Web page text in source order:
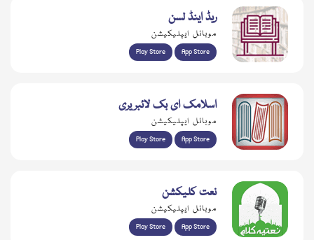
ریڈ اینڈ لسن
موبائل ایپلیکیشن
Play Store App Store
اسلامک ای بک لائبریری
موبائل ایپلیکیشن
Play Store App Store
نعت کلیکشن
موبائل ایپلیکیشن
Play Store App Store